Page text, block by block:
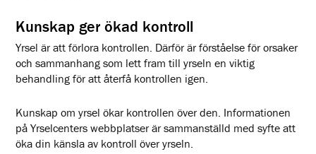
Kunskap ger ökad kontroll
Yrsel är att förlora kontrollen. Därför är förståelse för orsaker
och sammanhang som lett fram till yrseln en viktig
behandling för att återfå kontrollen igen.
Kunskap om yrsel ökar kontrollen över den. Informationen
på Yrselcenters webbplatser är sammanställd med syfte att
öka din känsla av kontroll över yrseln.